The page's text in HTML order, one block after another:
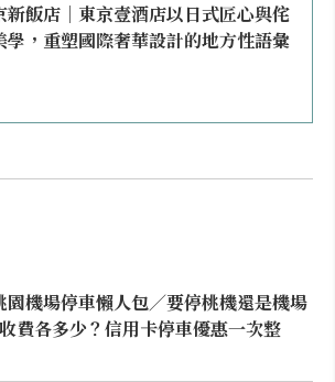
新飯店｜東京壹酒店以日式匠心與侘
學，重塑國際奢華設計的地方性語彙
機場停車懶人包／要停桃機還是機場
費各多少？信用卡停車優惠一次整